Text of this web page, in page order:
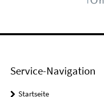
Service-Navigation
Startseite